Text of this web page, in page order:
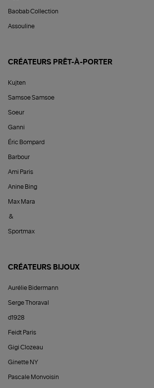
Baobab Collection
Assouline
CRÉATEURS PRÊT-À-PORTER
Kujten
Samsoe Samsoe
Soeur
Ganni
Éric Bompard
Barbour
Ami Paris
Anine Bing
Max Mara
&
Sportmax
CRÉATEURS BIJOUX
Aurélie Bidermann
Serge Thoraval
d1928
Feidt Paris
Gigi Clozeau
Ginette NY
Pascale Monvoisin